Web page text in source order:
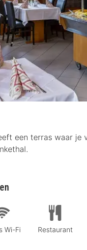
een terras waar
Wi-Fi Restaurant